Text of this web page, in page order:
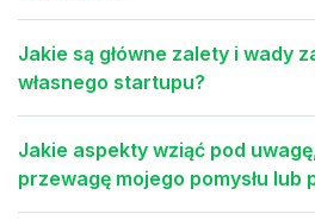
Jakie są główne zalety i wady
własnego startupu?
Jakie aspekty wziąć pod
przewagę mojego pomysłu lub